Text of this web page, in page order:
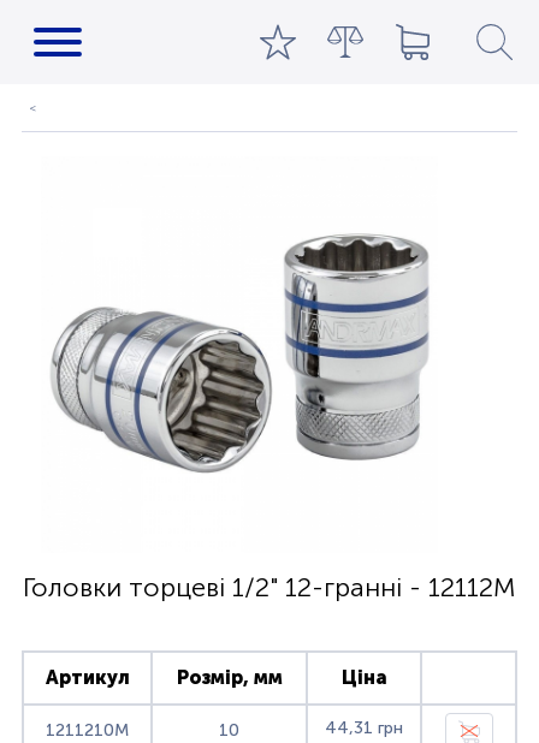
Головки торцеві 1/2" 12-гранні - 12112M
Артикул Розмір, мм Ціна
1211210M 10 44,31 грн